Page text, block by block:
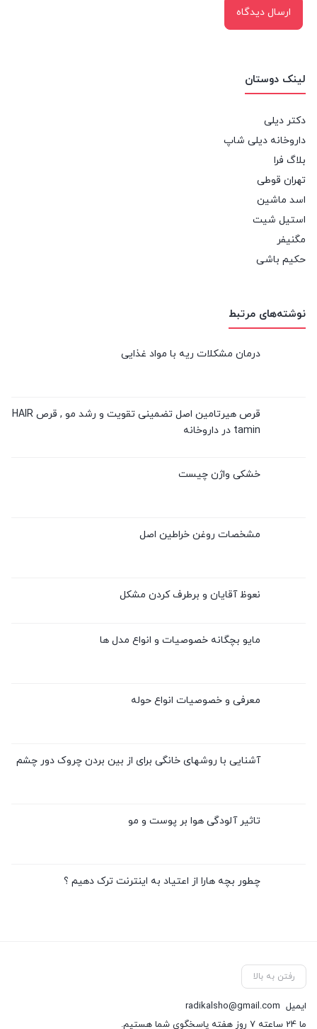
لینک دوستان
دکتر دیلی
داروخانه دیلی شاپ
بلاگ فرا
تهران قوطی
اسد ماشین
استیل شیت
مگنیفر
حکیم باشی
نوشته‌های مرتبط
درمان مشکلات ریه با مواد غذایی
قرص هیرتامین اصل تضمینی تقویت و رشد مو , قرص HAIR
tamin در داروخانه
خشکی واژن چیست
مشخصات روغن خراطین اصل
نعوظ آقایان و برطرف کردن مشکل
مایو بچگانه خصوصیات و انواع مدل ها
معرفی و خصوصیات انواع حوله
آشنایی با روشهای خانگی برای از بین بردن چروک دور چشم
تاثیر آلودگی هوا بر پوست و مو
چطور بچه هارا از اعتیاد به اینترنت ترک دهیم ؟
رفتن به بالا
ایمیل radikalsho@gmail.com
ما 24 ساعته 7 روز هفته پاسخگوی شما هستیم.